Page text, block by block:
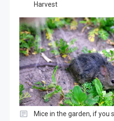
Harvest
Mice in the garden, if you